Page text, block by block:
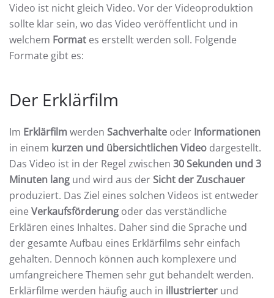
Video ist nicht gleich Video. Vor der Videoproduktion
sollte klar sein, wo das Video veröffentlicht und in
welchem Format es erstellt werden soll. Folgende
Formate gibt es:
Der Erklärfilm
Im Erklärfilmwerden Sachverhalte oder Informationen
in einem kurzen und übersichtlichen Video dargestellt.
Das Video ist in der Regel zwischen 30 Sekunden und 3
Minuten lang und wird aus derSicht der Zuschauer
produziert. Das Ziel eines solchen Videos ist entweder
eine Verkaufsförderung oder das verständliche
Erklären eines Inhaltes. Daher sind die Sprache und
der gesamte Aufbau eines Erklärfilms sehr einfach
gehalten. Dennoch können auch komplexere und
umfangreichere Themen sehr gut behandelt werden.
Erklärfilme werden häufig auch in illustrierter und